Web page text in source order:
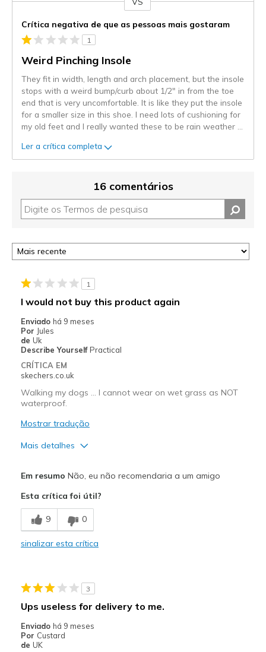
Crítica negativa de que as pessoas mais gostaram
1
Weird Pinching Insole
They fit in width, length and arch placement, but the insole
stops with a weird bump/curb about 1/2" in from the toe
end that is very uncomfortable. It is like they put the insole
for a smaller size in this shoe. I need lots of cushioning for
my old feet and I really wanted these to be rain weather
Ler a crítica completa
16 comentários
1
I would not buy this product again
Enviado há 9 meses
Por Jules
de Uk
Describe Yourself Practical
CRÍTICA EM
skechers.co.uk
Walking my dogs … I cannot wear on wet grass as NOT
waterproof.
Mostrar tradução
Mais detalhes
View On Shoes
Em resumo Não, eu não recomendaria a um amigo
Esta crítica foi útil?
9 0
sinalizar esta crítica
3
Ups useless for delivery to me.
Enviado há 9 meses
Por Custard
de UK